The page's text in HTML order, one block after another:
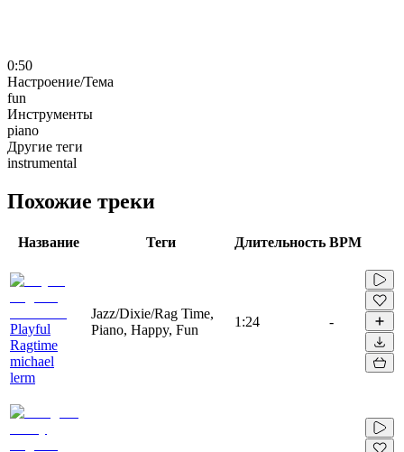
0:50
Настроение/Тема
fun
Инструменты
piano
Другие теги
instrumental
Похожие треки
Название Теги Длительность BPM
Playful
Ragtime
michael
lerm
Jazz/Dixie/Rag Time,
Piano, Happy, Fun
1:24 -